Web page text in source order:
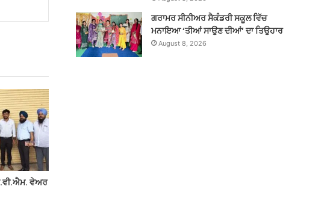
ਵੇਅਰ
ਗਰਾਮਰ ਸੀਨੀਅਰ ਸੈਕੰਡਰੀ ਸਕੂਲ ਵਿੱਚ
ਮਨਾਇਆ ‘ਤੀਆਂ ਸਾਉਣ ਦੀਆਂ’ ਦਾ ਤਿਉਹਾਰ
August 8, 2026